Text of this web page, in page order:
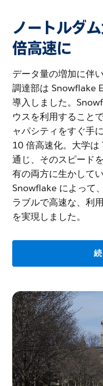
ノートルダ
倍高速に
データ量の増加に伴
調達部は Snowflake
導入しました。
ウスを利用すること
ャパシティをすぐ手
10 倍高速化。大学は
通じ、そのスピード
有の両方に生かして
Snowflake によって
ラブルで高速な、利
を実現しました。